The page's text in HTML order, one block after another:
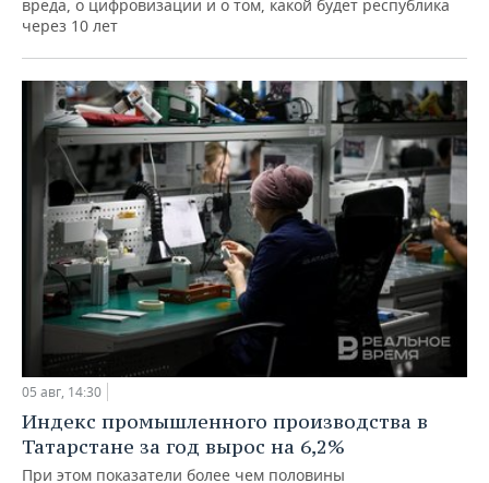
вреда, о цифровизации и о том, какой будет республика
через 10 лет
05 авг, 14:30
Индекс промышленного производства в
Татарстане за год вырос на 6,2%
При этом показатели более чем половины